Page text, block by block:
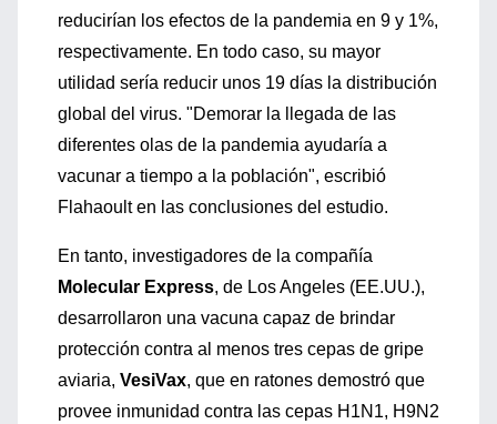
reducirían los efectos de la pandemia en 9 y 1%,
respectivamente. En todo caso, su mayor
utilidad sería reducir unos 19 días la distribución
global del virus. "Demorar la llegada de las
diferentes olas de la pandemia ayudaría a
vacunar a tiempo a la población", escribió
Flahaoult en las conclusiones del estudio.
En tanto, investigadores de la compañía
Molecular Express, de Los Angeles (EE.UU.),
desarrollaron una vacuna capaz de brindar
protección contra al menos tres cepas de gripe
aviaria, VesiVax, que en ratones demostró que
provee inmunidad contra las cepas H1N1, H9N2